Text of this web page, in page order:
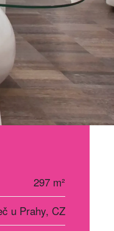
297 m²
u Prahy, CZ